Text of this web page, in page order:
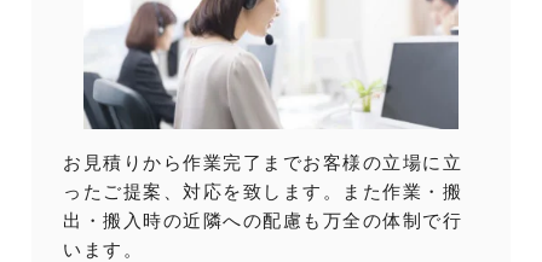
お見積りから作業完了までお客様の立場に立
ったご提案、対応を致します。また作業・搬
出・搬入時の近隣への配慮も万全の体制で行
います。